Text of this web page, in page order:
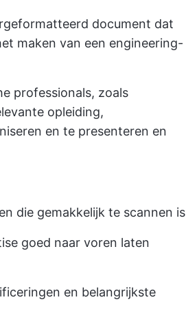
document dat
maken van een engineering-
professionals, zoals
opleiding,
en te presenteren en
die gemakkelijk te scannen is
goed naar voren laten
en belangrijkste